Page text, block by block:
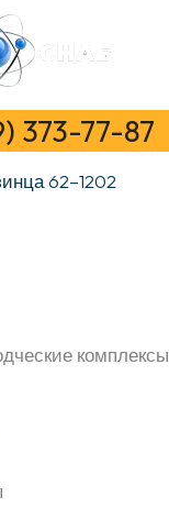
373-77-87
62–1202
комплексы